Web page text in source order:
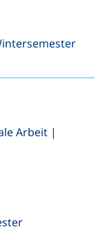
Arbeit, |